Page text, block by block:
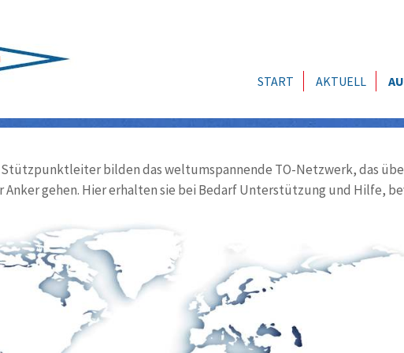
START AKTUELL
Stützpunktleiter bilden das weltumspannende TO-Netzwerk, das
Anker gehen. Hier erhalten sie bei Bedarf Unterstützung und Hilfe,